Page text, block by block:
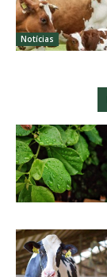
Notícias